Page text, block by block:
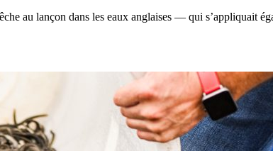
au lançon dans les eaux anglaises — qui s’appliquait